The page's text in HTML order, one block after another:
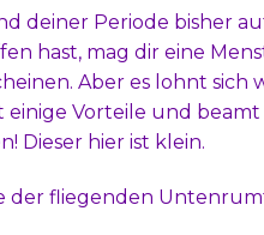
deiner Periode bisher
hast, mag dir eine
Aber es lohnt sich
einige Vorteile und
Dieser hier ist klein.
der fliegenden